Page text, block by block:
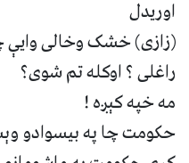
اوریدل
(زازی) خشک وخالی وایې
راغلی ؟ اوکله تم شوی؟
مه خپه کېږه !
حکومت چا په بیسوادو